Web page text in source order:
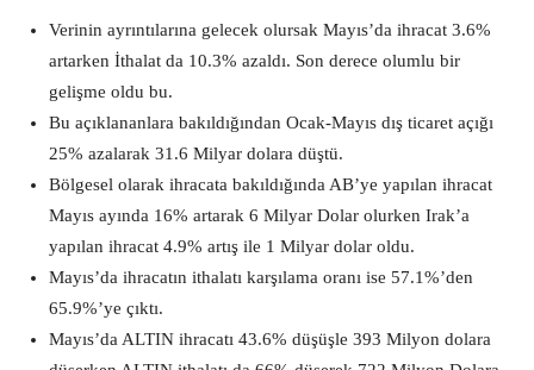
Verinin ayrıntılarına gelecek olursak Mayıs’da ihracat 3.6%
artarken İthalat da 10.3% azaldı. Son derece olumlu bir
gelişme oldu bu.
Bu açıklananlara bakıldığından Ocak-Mayıs dış ticaret açığı
25% azalarak 31.6 Milyar dolara düştü.
Bölgesel olarak ihracata bakıldığında AB’ye yapılan ihracat
Mayıs ayında 16% artarak 6 Milyar Dolar olurken Irak’a
yapılan ihracat 4.9% artış ile 1 Milyar dolar oldu.
Mayıs’da ihracatın ithalatı karşılama oranı ise 57.1%’den
65.9%’ye çıktı.
Mayıs’da ALTIN ihracatı 43.6% düşüşle 393 Milyon dolara